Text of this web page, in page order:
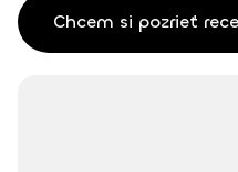
Chcem si pozrieť